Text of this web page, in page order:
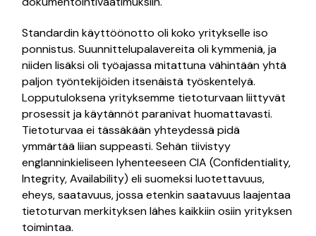
Standardin käyttöönotto oli koko yritykselle iso
ponnistus. Suunnittelupalavereita oli kymmeniä, ja
niiden lisäksi oli työajassa mitattuna vähintään yhtä
paljon työntekijöiden itsenäistä työskentelyä.
Lopputuloksena yrityksemme tietoturvaan liittyvät
prosessit ja käytännöt paranivat huomattavasti.
Tietoturvaa ei tässäkään yhteydessä pidä
ymmärtää liian suppeasti. Sehän tiivistyy
englanninkieliseen lyhenteeseen CIA (Confidentiality,
Integrity, Availability) eli suomeksi luotettavuus,
eheys, saatavuus, jossa etenkin saatavuus laajentaa
tietoturvan merkityksen lähes kaikkiin osiin yrityksen
toimintaa.